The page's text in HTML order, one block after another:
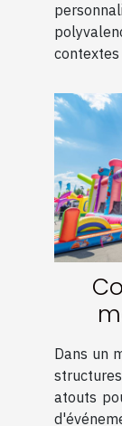
contextes
Dans un
atouts